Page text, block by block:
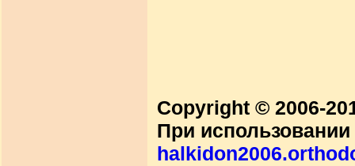
Copyright © 2006-
При